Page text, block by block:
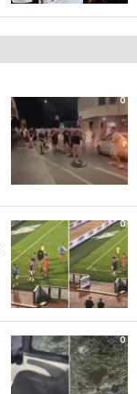
0
0
0